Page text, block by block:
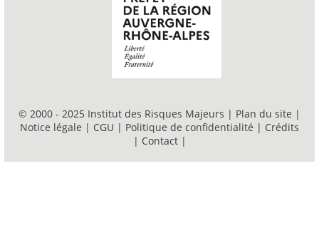
© 2000 - 2025 Institut des Risques Majeurs | Plan du site |
Notice légale | CGU | Politique de confidentialité | Crédits
| Contact |